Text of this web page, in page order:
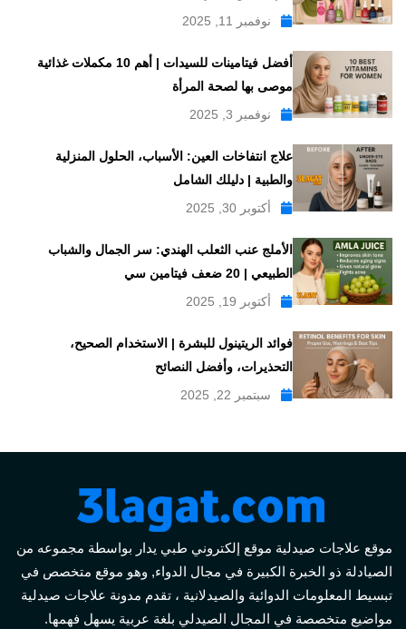
نوفمبر 11, 2025
أفضل فيتامينات للسيدات | أهم 10 مكملات غذائية
موصى بها لصحة المرأة
نوفمبر 3, 2025
علاج انتفاخات العين: الأسباب، الحلول المنزلية
والطبية | دليلك الشامل
أكتوبر 30, 2025
الأملج عنب الثعلب الهندي: سر الجمال والشباب
الطبيعي | 20 ضعف فيتامين سي
أكتوبر 19, 2025
فوائد الريتينول للبشرة | الاستخدام الصحيح،
التحذيرات، وأفضل النصائح
سبتمبر 22, 2025
موقع علاجات صيدلية موقع إلكتروني طبي يدار بواسطة مجموعه من
الصيادلة ذو الخبرة الكبيرة في مجال الدواء, وهو موقع متخصص في
تبسيط المعلومات الدوائية والصيدلانية ، تقدم مدونة علاجات صيدلية
مواضيع متخصصة في المجال الصيدلي بلغة عربية يسهل فهمها.